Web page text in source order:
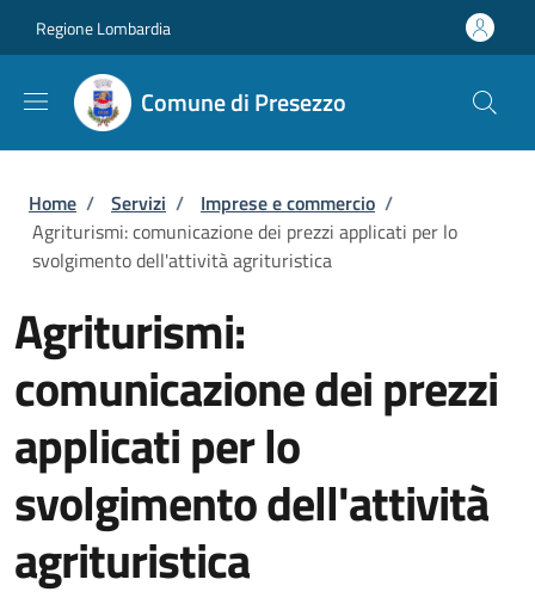
Regione Lombardia
Comune di Presezzo
Briciole di pane
Home / Servizi / Imprese e commercio /
Agriturismi: comunicazione dei prezzi applicati per lo
svolgimento dell'attività agrituristica
Agriturismi:
comunicazione dei prezzi
applicati per lo
svolgimento dell'attività
agrituristica